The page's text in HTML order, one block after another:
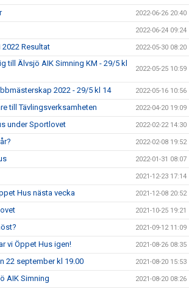
2022-06-26 20:40
2022-06-24 09:24
Resultat 2022-05-30 08:20
till Älvsjö AIK Simning KM - 29/5 kl
2022-05-25 10:59
2022 - 29/5 kl 14 2022-05-16 10:56
till Tävlingsverksamheten 2022-04-20 19:09
under Sportlovet 2022-02-22 14:30
2022-02-08 19:52
2022-01-31 08:07
2021-12-23 17:14
Hus nästa vecka 2021-12-08 20:52
2021-10-25 19:21
2021-09-12 11:09
vi Öppet Hus igen! 2021-08-26 08:35
22 september kl 19.00 2021-08-20 15:53
AIK Simning 2021-08-20 08:26